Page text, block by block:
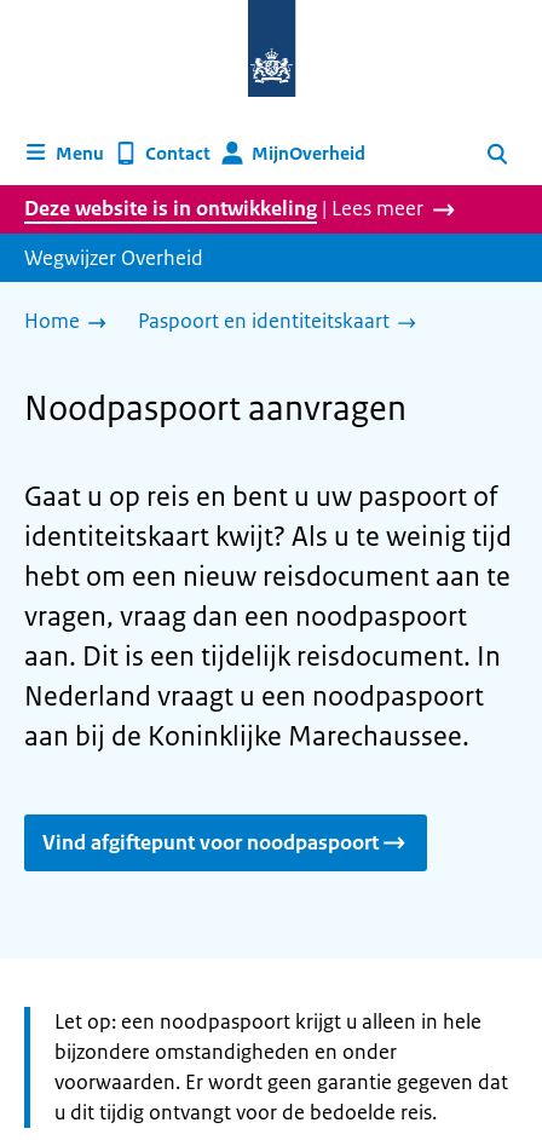
homepage
Menu Contact MijnOverheid Zoeken
Deze website is in ontwikkeling | Lees meer
Wegwijzer Overheid
Home Paspoort en identiteitskaart
Noodpaspoort aanvragen
Gaat u op reis en bent u uw paspoort of
identiteitskaart kwijt? Als u te weinig tijd
hebt om een nieuw reisdocument aan te
vragen, vraag dan een noodpaspoort
aan. Dit is een tijdelijk reisdocument. In
Nederland vraagt u een noodpaspoort
aan bij de Koninklijke Marechaussee.
Vind afgiftepunt voor noodpaspoort
Let
op:
Let op: een noodpaspoort krijgt u alleen in hele
bijzondere omstandigheden en onder
voorwaarden. Er wordt geen garantie gegeven dat
u dit tijdig ontvangt voor de bedoelde reis.